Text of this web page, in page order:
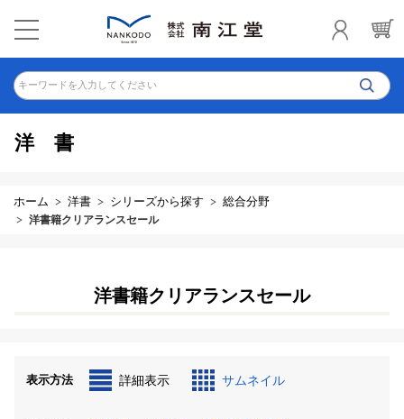
キーワードを入力してください
洋書
ホーム 洋書 シリーズから探す 総合分野
洋書籍クリアランスセール
洋書籍クリアランスセール
表示方法 詳細表示 サムネイル